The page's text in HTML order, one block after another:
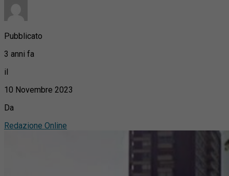
Pubblicato
3 anni fa
il
10 Novembre 2023
Da
Redazione Online